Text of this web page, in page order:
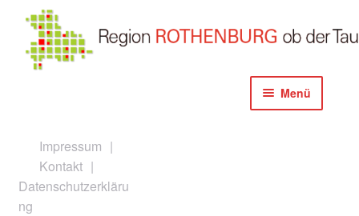
Menü
Akteure der Konzeption und Umsetzung
Impressum
Kontakt
Datenschutzerkläru
ng